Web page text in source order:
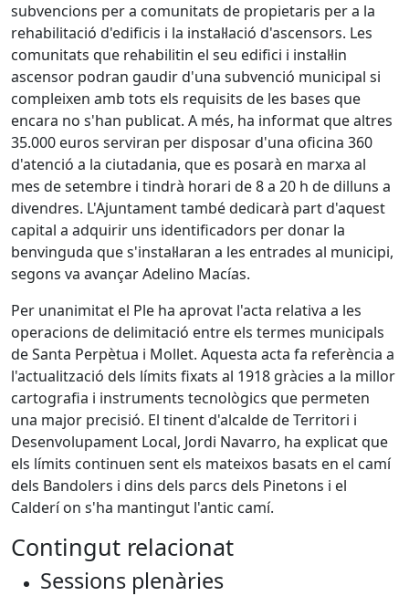
subvencions per a comunitats de propietaris per a la
rehabilitació d'edificis i la instal·lació d'ascensors. Les
comunitats que rehabilitin el seu edifici i instal·lin
ascensor podran gaudir d'una subvenció municipal si
compleixen amb tots els requisits de les bases que
encara no s'han publicat. A més, ha informat que altres
35.000 euros serviran per disposar d'una oficina 360
d'atenció a la ciutadania, que es posarà en marxa al
mes de setembre i tindrà horari de 8 a 20 h de dilluns a
divendres. L'Ajuntament també dedicarà part d'aquest
capital a adquirir uns identificadors per donar la
benvinguda que s'instal·laran a les entrades al municipi,
segons va avançar Adelino Macías.
Per unanimitat el Ple ha aprovat l'acta relativa a les
operacions de delimitació entre els termes municipals
de Santa Perpètua i Mollet. Aquesta acta fa referència a
l'actualització dels límits fixats al 1918 gràcies a la millor
cartografia i instruments tecnològics que permeten
una major precisió. El tinent d'alcalde de Territori i
Desenvolupament Local, Jordi Navarro, ha explicat que
els límits continuen sent els mateixos basats en el camí
dels Bandolers i dins dels parcs dels Pinetons i el
Calderí on s'ha mantingut l'antic camí.
Contingut relacionat
Sessions plenàries